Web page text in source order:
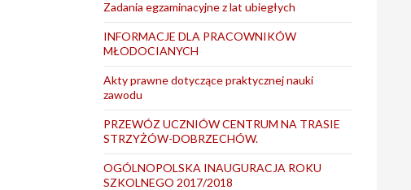
Zadania egzaminacyjne z lat ubiegłych
INFORMACJE DLA PRACOWNIKÓW
MŁODOCIANYCH
Akty prawne dotyczące praktycznej nauki
zawodu
PRZEWÓZ UCZNIÓW CENTRUM NA TRASIE
STRZYŻÓW-DOBRZECHÓW.
OGÓLNOPOLSKA INAUGURACJA ROKU
SZKOLNEGO 2017/2018